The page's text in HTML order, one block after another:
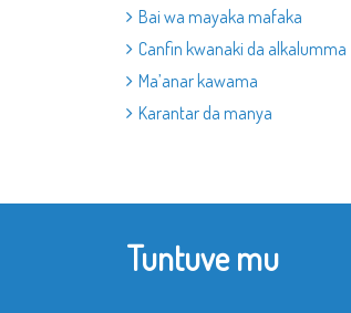
Bai wa mayaka mafaka
Canfin kwanaki da alkalumma
Ma’anar kawama
Karantar da manya
Tuntuve mu